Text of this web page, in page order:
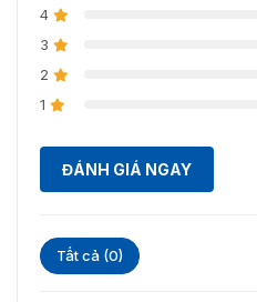
4
3
2
1
ĐÁNH GIÁ NGAY
Tất cả (0)